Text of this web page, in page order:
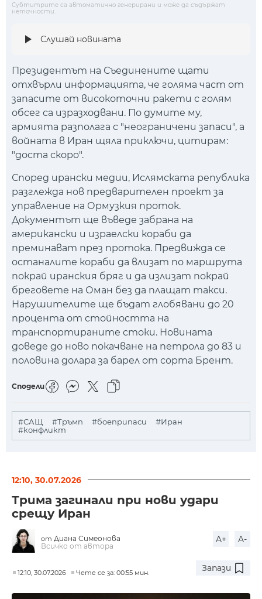
Субтитрите са автоматично генерирани и може да съдържат
неточности.
Слушай новината
Президентът на Съединените щати
отхвърли информацията, че голяма част от
запасите от високоточни ракети с голям
обсег са изразходвани. По думите му,
армията разполага с "неограничени запаси", а
войната в Иран щяла приключи, цитирам:
"доста скоро".
Според ирански медии, Ислямската република
разглежда нов предварителен проект за
управление на Ормузкия проток.
Документът ще въведе забрана на
американски и израелски кораби да
преминават през протока. Предвижда се
останалите кораби да влизат по маршрута
покрай иранския бряг и да излизат покрай
бреговете на Оман без да плащат такси.
Нарушителите ще бъдат глобявани до 20
процента от стойността на
транспортираните стоки. Новината
доведе до ново покачване на петрола до 83 и
половина долара за барел от сорта Брент.
Сподели
#САЩ #Тръмп #боеприпаси
#Иран
#конфликт
12:10, 30.07.2026
Трима загинали при нови удари
срещу Иран
от Диана Симеонова
Всичко от автора
A+ A-
12:10, 30.07.2026 Чете се за: 00:55 мин. Запази